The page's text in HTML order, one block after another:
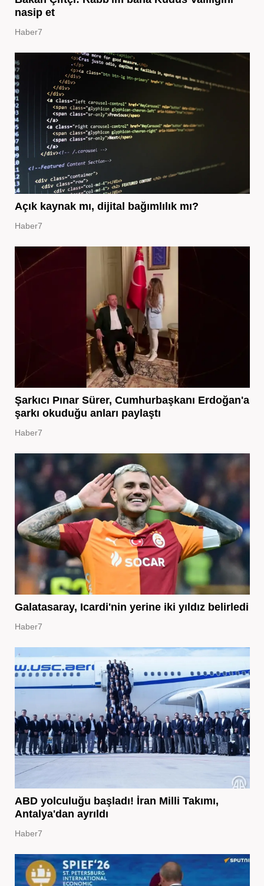
nasip et
Haber7
Açık kaynak mı, dijital bağımlılık mı?
Haber7
Şarkıcı Pınar Sürer, Cumhurbaşkanı Erdoğan'a
şarkı okuduğu anları paylaştı
Haber7
Galatasaray, Icardi'nin yerine iki yıldız belirledi
Haber7
ABD yolculuğu başladı! İran Milli Takımı,
Antalya'dan ayrıldı
Haber7